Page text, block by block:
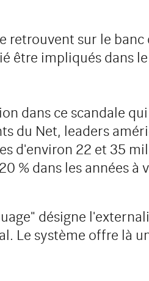
retrouvent sur le banc
être impliqués dans le
dans ce scandale
du Net, leaders
d'environ 22 et 35
% dans les années à
désigne
Le système offre là